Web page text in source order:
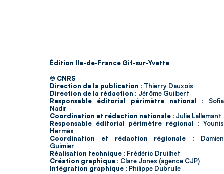
Édition Ile-de-France Gif-sur-Yvette
© CNRS
Direction de la publication : Thierry Dauxois
Direction de la rédaction : Jérôme Guilbert
Responsable éditorial périmètre national : Sofia
Nadir
Coordination et rédaction nationale : Julie Lallemant
Responsable éditorial périmètre régional : Younis
Hermès
Coordination et rédaction régionale : Damien
Guimier
Réalisation technique : Frédéric Druilhet
Création graphique : Clare Jones (agence CJP)
Intégration graphique : Philippe Dubrulle